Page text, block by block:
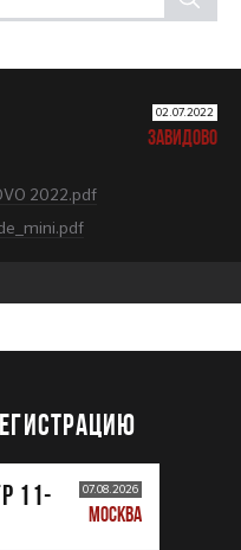
02.07.2022
ЗАВИДОВО
2022.pdf
11-
07.08.2026
МОСКВА